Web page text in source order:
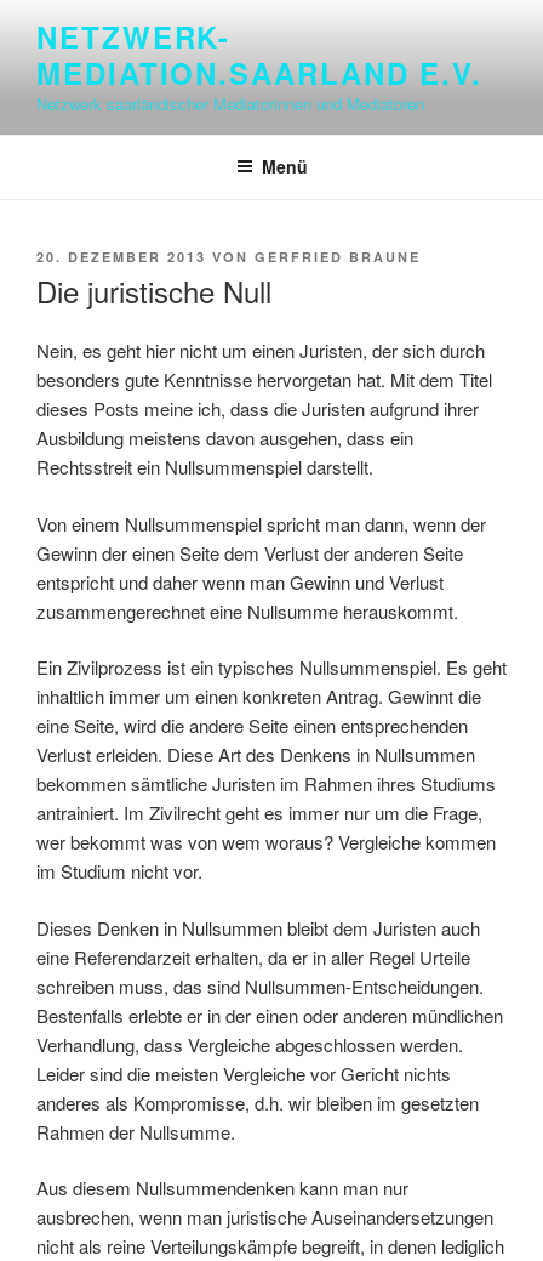
springen
NETZWERK-
MEDIATION.SAARLAND E.V.
Netzwerk saarländischer Mediatorinnen und Mediatoren
Menü
VERÖFFENTLICHT
20. DEZEMBER 2013 VON GERFRIED BRAUNE
Die juristische Null
Nein, es geht hier nicht um einen Juristen, der sich durch
besonders gute Kenntnisse hervorgetan hat. Mit dem Titel
dieses Posts meine ich, dass die Juristen aufgrund ihrer
Ausbildung meistens davon ausgehen, dass ein
Rechtsstreit ein Nullsummenspiel darstellt.
Von einem Nullsummenspiel spricht man dann, wenn der
Gewinn der einen Seite dem Verlust der anderen Seite
entspricht und daher wenn man Gewinn und Verlust
zusammengerechnet eine Nullsumme herauskommt.
Ein Zivilprozess ist ein typisches Nullsummenspiel. Es geht
inhaltlich immer um einen konkreten Antrag. Gewinnt die
eine Seite, wird die andere Seite einen entsprechenden
Verlust erleiden. Diese Art des Denkens in Nullsummen
bekommen sämtliche Juristen im Rahmen ihres Studiums
antrainiert. Im Zivilrecht geht es immer nur um die Frage,
wer bekommt was von wem woraus? Vergleiche kommen
im Studium nicht vor.
Dieses Denken in Nullsummen bleibt dem Juristen auch
eine Referendarzeit erhalten, da er in aller Regel Urteile
schreiben muss, das sind Nullsummen-Entscheidungen.
Bestenfalls erlebte er in der einen oder anderen mündlichen
Verhandlung, dass Vergleiche abgeschlossen werden.
Leider sind die meisten Vergleiche vor Gericht nichts
anderes als Kompromisse, d.h. wir bleiben im gesetzten
Rahmen der Nullsumme.
Aus diesem Nullsummendenken kann man nur
ausbrechen, wenn man juristische Auseinandersetzungen
nicht als reine Verteilungskämpfe begreift, in denen lediglich